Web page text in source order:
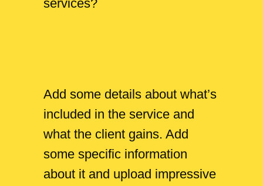
services?
Add some details about what’s
included in the service and
what the client gains. Add
some specific information
about it and upload impressive